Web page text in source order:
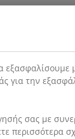
εξασφαλίσουμε
την
σας με
περισσότερα